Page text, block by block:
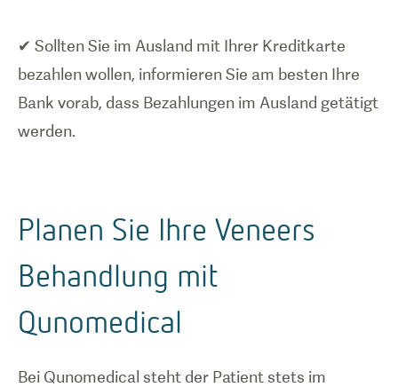
✔ Sollten Sie im Ausland mit Ihrer Kreditkarte
bezahlen wollen, informieren Sie am besten Ihre
Bank vorab, dass Bezahlungen im Ausland getätigt
werden.
Planen Sie Ihre Veneers
Behandlung mit
Qunomedical
Bei Qunomedical steht der Patient stets im